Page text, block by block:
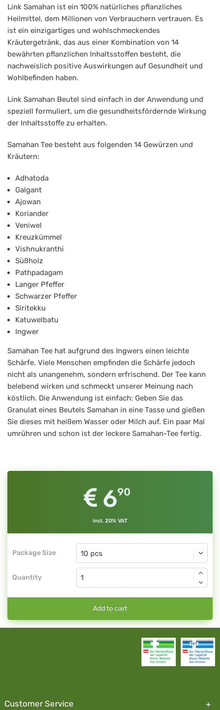
Samahan
Tee
-
10er
Päckchen
Link Samahan ist ein 100% natürliches pflanzliches
Heilmittel, dem Millionen von Verbrauchern vertrauen. Es
ist ein einzigartiges und wohlschmeckendes
Kräutergetränk, das aus einer Kombination von 14
bewährten pflanzlichen Inhaltsstoffen besteht, die
nachweislich positive Auswirkungen auf Gesundheit und
Wohlbefinden haben.
Link Samahan Beutel sind einfach in der Anwendung und
speziell formuliert, um die gesundheitsfördernde Wirkung
der Inhaltsstoffe zu erhalten.
Samahan Tee besteht aus folgenden 14 Gewürzen und
Kräutern:
Adhatoda
Galgant
Ajowan
Koriander
Veniwel
Kreuzkümmel
Vishnukranthi
Süßholz
Pathpadagam
Langer Pfeffer
Schwarzer Pfeffer
Siritekku
Katuwelbatu
Ingwer
Samahan Tee hat aufgrund des Ingwers einen leichte
Schärfe. Viele Menschen empfinden die Schärfe jedoch
nicht als unangenehm, sondern erfrischend. Der Tee kann
belebend wirken und schmeckt unserer Meinung nach
köstlich. Die Anwendung ist einfach: Geben Sie das
Granulat eines Beutels Samahan in eine Tasse und gießen
Sie dieses mit heißem Wasser oder Milch auf. Ein paar Mal
umrühren und schon ist der leckere Samahan-Tee fertig.
690
incl. 20% VAT
Package Size
Quantity
Add to cart
Customer Service